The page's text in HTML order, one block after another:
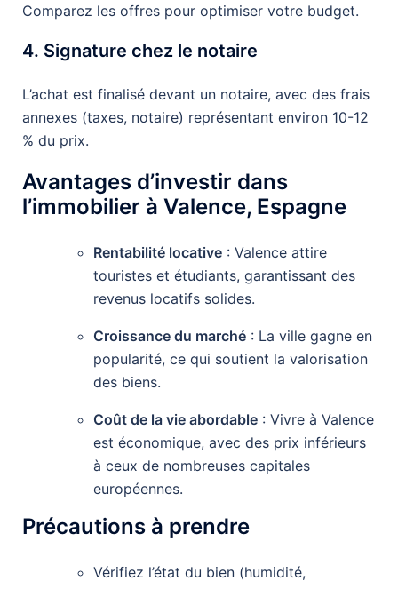
Comparez les offres pour optimiser votre budget.
4. Signature chez le notaire
L’achat est finalisé devant un notaire, avec des frais
annexes (taxes, notaire) représentant environ 10-12
% du prix.
Avantages d’investir dans
l’immobilier à Valence, Espagne
Rentabilité locative : Valence attire
touristes et étudiants, garantissant des
revenus locatifs solides.
Croissance du marché : La ville gagne en
popularité, ce qui soutient la valorisation
des biens.
Coût de la vie abordable : Vivre à Valence
est économique, avec des prix inférieurs
à ceux de nombreuses capitales
européennes.
Précautions à prendre
Vérifiez l’état du bien (humidité,